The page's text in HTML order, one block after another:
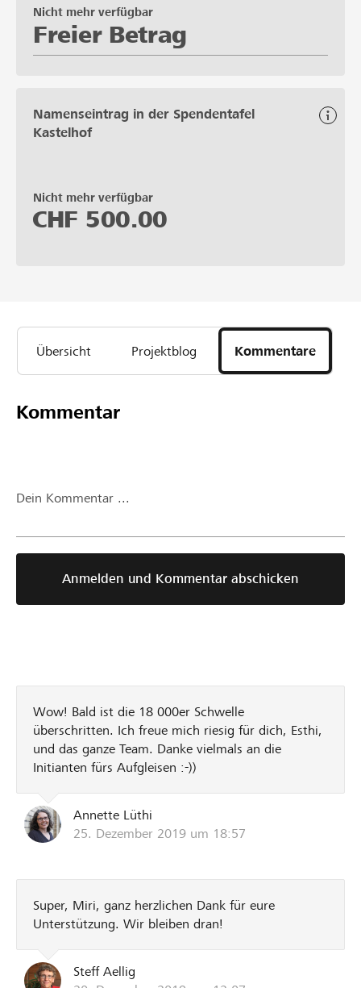
Freier Betrag
Nicht mehr verfügbar
Namenseintrag in der Spendentafel
Kastelhof
Nicht mehr verfügbar
CHF 500.00
Übersicht Projektblog Kommentare
Kommentar
Dein Kommentar ...
Anmelden und Kommentar abschicken
Wow! Bald ist die 18 000er Schwelle
überschritten. Ich freue mich riesig für dich, Esthi,
und das ganze Team. Danke vielmals an die
Initianten fürs Aufgleisen :-))
Annette Lüthi
25. Dezember 2019 um 18:57
Super, Miri, ganz herzlichen Dank für eure
Unterstützung. Wir bleiben dran!
Steff Aellig